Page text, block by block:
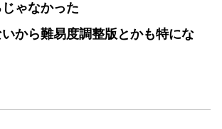
ゃなかった
から難易度調整版とかも特にな